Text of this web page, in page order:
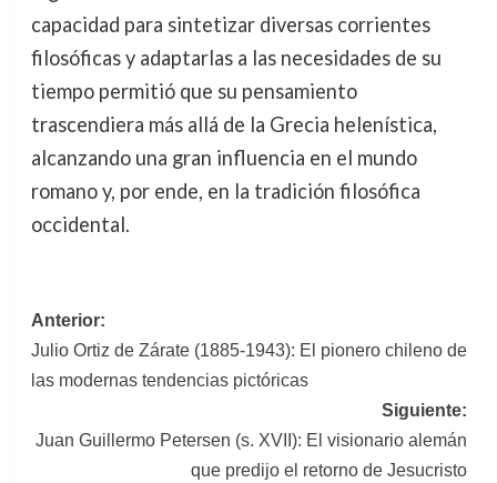
capacidad para sintetizar diversas corrientes
filosóficas y adaptarlas a las necesidades de su
tiempo permitió que su pensamiento
trascendiera más allá de la Grecia helenística,
alcanzando una gran influencia en el mundo
romano y, por ende, en la tradición filosófica
occidental.
Navegación
de
Anterior:
Julio Ortiz de Zárate (1885-1943): El pionero chileno de
las modernas tendencias pictóricas
Siguiente:
Juan Guillermo Petersen (s. XVII): El visionario alemán
que predijo el retorno de Jesucristo